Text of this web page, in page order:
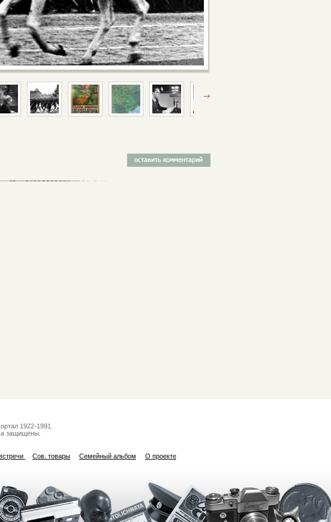
1922-1991.
защищены.
Сов. товары Семейный альбом О проекте